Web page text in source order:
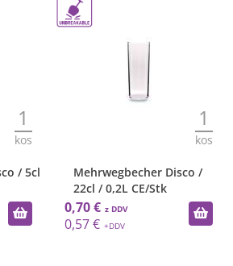
1
kos
/ 5cl
1
kos
Mehrwegbecher Disco /
22cl / 0,2L CE/Stk
0,70 €
0,57 €